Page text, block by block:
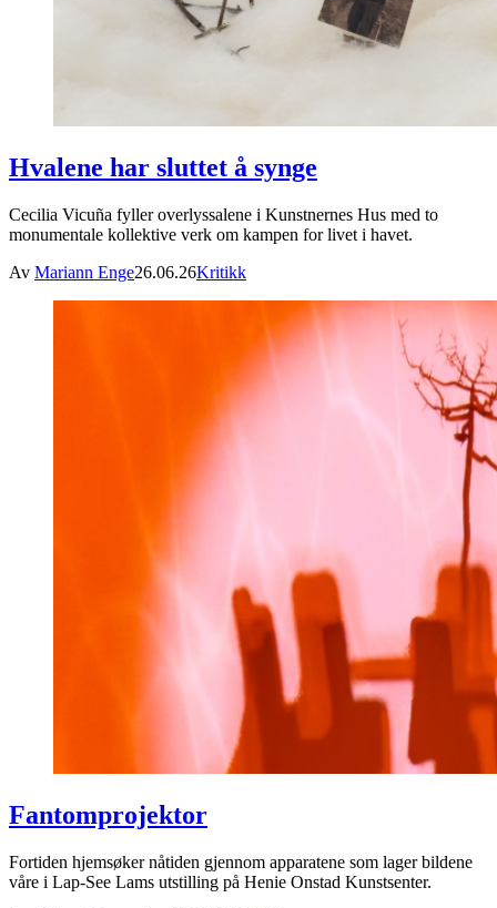
Hvalene har sluttet å synge
Cecilia Vicuña fyller overlyssalene i Kunstnernes Hus med to
monumentale kollektive verk om kampen for livet i havet.
Av Mariann Enge26.06.26Kritikk
Fantomprojektor
Fortiden hjemsøker nåtiden gjennom apparatene som lager bildene
våre i Lap-See Lams utstilling på Henie Onstad Kunstsenter.